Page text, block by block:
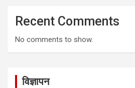
Recent Comments
No comments to show.
विज्ञापन